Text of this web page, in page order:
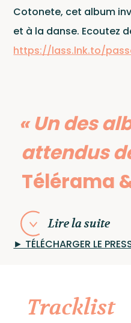
Cotonete, cet album
et à la danse. Ecoutez
https://lass.lnk.to/
« Un des
attendus
Télérama
Lire la suite
► TÉLÉCHARGER LE
Tracklist